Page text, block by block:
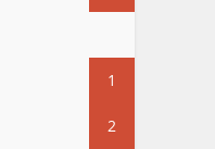
1
2